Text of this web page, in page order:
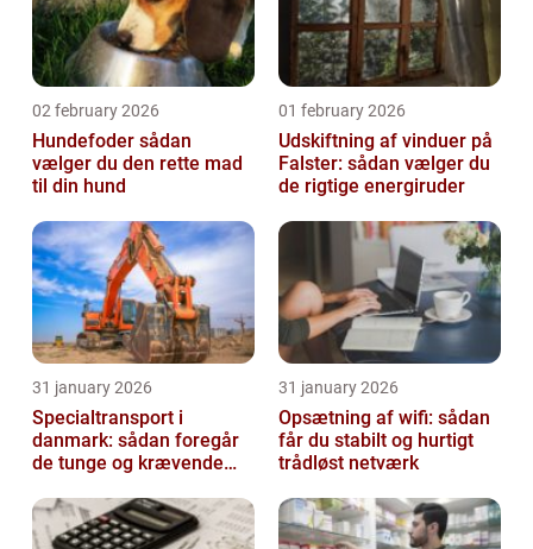
02 february 2026
Hundefoder sådan
vælger du den rette mad
til din hund
01 february 2026
Udskiftning af vinduer på
Falster: sådan vælger du
de rigtige energiruder
31 january 2026
Specialtransport i
danmark: sådan foregår
de tunge og krævende
31 january 2026
Opsætning af wifi: sådan
får du stabilt og hurtigt
trådløst netværk